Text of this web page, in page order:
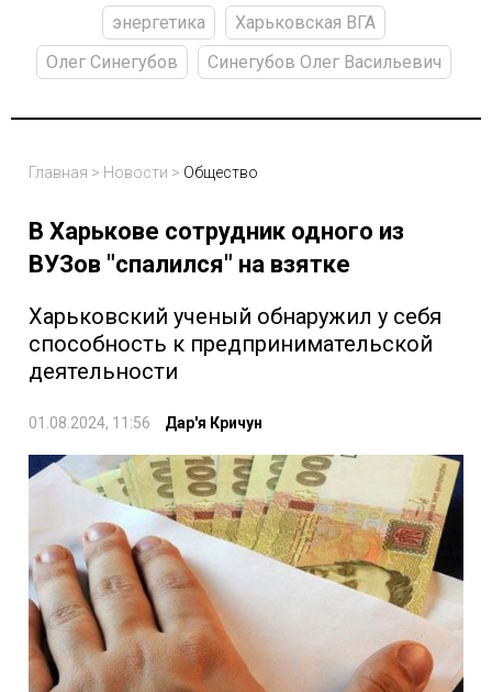
энергетика
Харьковская ВГА
Олег Синегубов
Синегубов Олег Васильевич
Главная > Новости > Общество
В Харькове сотрудник одного из
ВУЗов "спалился" на взятке
Харьковский ученый обнаружил у себя
способность к предпринимательской
деятельности
01.08.2024, 11:56 Дар'я Кричун